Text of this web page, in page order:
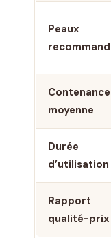
Peaux
Contenance
moyenne
Durée
d’utilisation
Rapport
qualité-prix